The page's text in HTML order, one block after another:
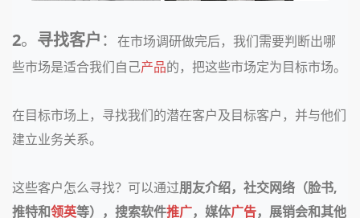
2。 寻找客户： 在市场调研做完后，我们需要判断出哪
些市场是适合我们自己产品的，把这些市场定为目标市场。
在目标市场上，寻找我们的潜在客户及目标客户，并与他们
建立业务关系。
这些客户怎么寻找？可以通过朋友介绍，社交网络（脸书,
推特和领英等），搜索软件推广，媒体广告，展销会和其他